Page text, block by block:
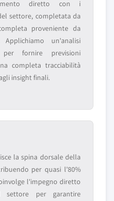
diretto con i
settore, completata da
proveniente da
un'analisi
fornire previsioni
completa tracciabilità
insight finali.
la spina dorsale della
per quasi l'80%
l'impegno diretto
per garantire